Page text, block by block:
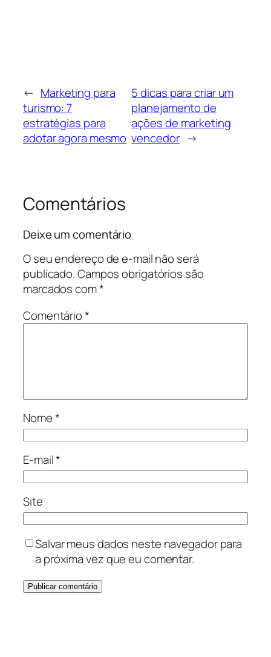
← Marketing para
turismo: 7
estratégias para
adotar agora mesmo
5 dicas para criar um
planejamento de
ações de marketing
vencedor →
Comentários
Deixe um comentário
O seu endereço de e-mail não será
publicado.Campos obrigatórios são
marcados com*
Comentário*
Nome*
E-mail*
Site
Salvar meus dados neste navegador para
a próxima vez que eu comentar.